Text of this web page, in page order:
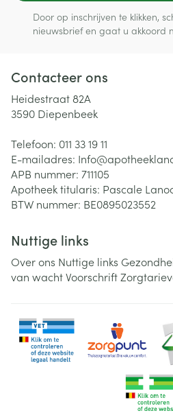
Door op inschrijven te klikken,
nieuwsbrief en gaat u akkoord
Contacteer ons
Heidestraat 82A
3590 Diepenbeek
Telefoon: 011 33 19 11
E-mailadres: Info@
APB nummer: 711105
Apotheek titularis: Pascale
BTW nummer: BE0895023552
Nuttige links
Over ons Nuttige links
van wachtVoorschrift